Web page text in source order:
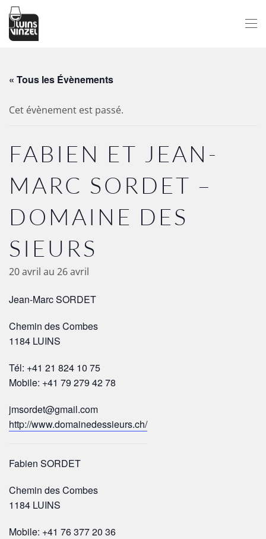
Passer au contenu principal
« Tous les Évènements
Cet évènement est passé.
FABIEN ET JEAN-
MARC SORDET –
DOMAINE DES
SIEURS
20 avril au 26 avril
Jean-Marc SORDET
Chemin des Combes
1184 LUINS
Tél: +41 21 824 10 75
Mobile: +41 79 279 42 78
jmsordet@gmail.com
http://www.domainedessieurs.ch/
Fabien SORDET
Chemin des Combes
1184 LUINS
Mobile: +41 76 377 20 36